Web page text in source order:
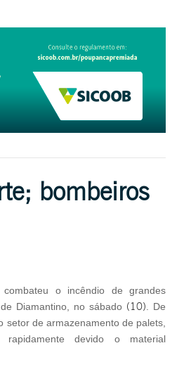
bombeiros
o incêndio de grandes
Diamantino, no sábado (10) . De
de armazenamento de palets,
devido o material